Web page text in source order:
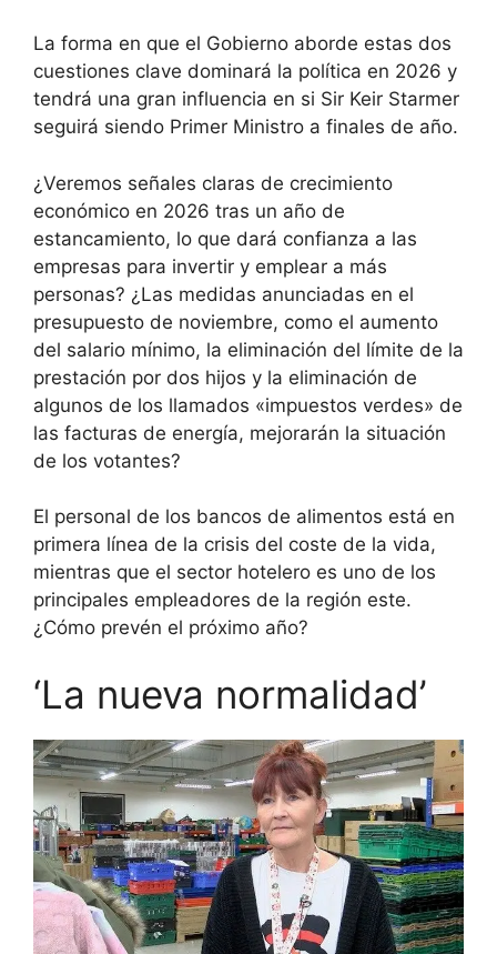
La forma en que el Gobierno aborde estas dos
cuestiones clave dominará la política en 2026 y
tendrá una gran influencia en si Sir Keir Starmer
seguirá siendo Primer Ministro a finales de año.
¿Veremos señales claras de crecimiento
económico en 2026 tras un año de
estancamiento, lo que dará confianza a las
empresas para invertir y emplear a más
personas? ¿Las medidas anunciadas en el
presupuesto de noviembre, como el aumento
del salario mínimo, la eliminación del límite de la
prestación por dos hijos y la eliminación de
algunos de los llamados «impuestos verdes» de
las facturas de energía, mejorarán la situación
de los votantes?
El personal de los bancos de alimentos está en
primera línea de la crisis del coste de la vida,
mientras que el sector hotelero es uno de los
principales empleadores de la región este.
¿Cómo prevén el próximo año?
‘La nueva normalidad’